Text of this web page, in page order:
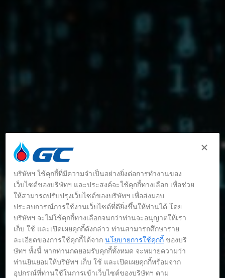
รู้จัก GC ให้มากขึ้น
บริษัทฯ ใช้คุกกี้ที่มีความจำเป็นอย่างยิ่งต่อการทำงานของ
เว็บไซต์ของบริษัทฯ และประสงค์จะใช้คุกกี้ทางเลือก เพื่อช่วย
ให้สามารถปรับปรุงเว็บไซต์ของบริษัทฯ เพื่อส่งมอบ
ประสบการณ์การใช้งานเว็บไซต์ที่ดียิ่งขึ้นให้ท่านได้ โดย
บริษัทฯ จะไม่ใช้คุกกี้ทางเลือกจนกว่าท่านจะอนุญาตให้เรา
เก็บ ใช้ และเปิดเผยคุกกี้ดังกล่าว ท่านสามารถศึกษาราย
ละเอียดของการใช้คุกกี้ได้จากนโยบายการใช้คุกกี้ ของบริ
ษัทฯ ทั้งนี้ หากท่านกดยอมรับคุกกี้ทั้งหมด จะหมายความว่า
ท่านยินยอมให้บริษัทฯ เก็บ ใช้ และเปิดเผยคุกกี้พร้อมจาก
อุปกรณ์ที่ท่านใช้ในการเข้าเว็บไซต์ของบริษัทฯ ตาม